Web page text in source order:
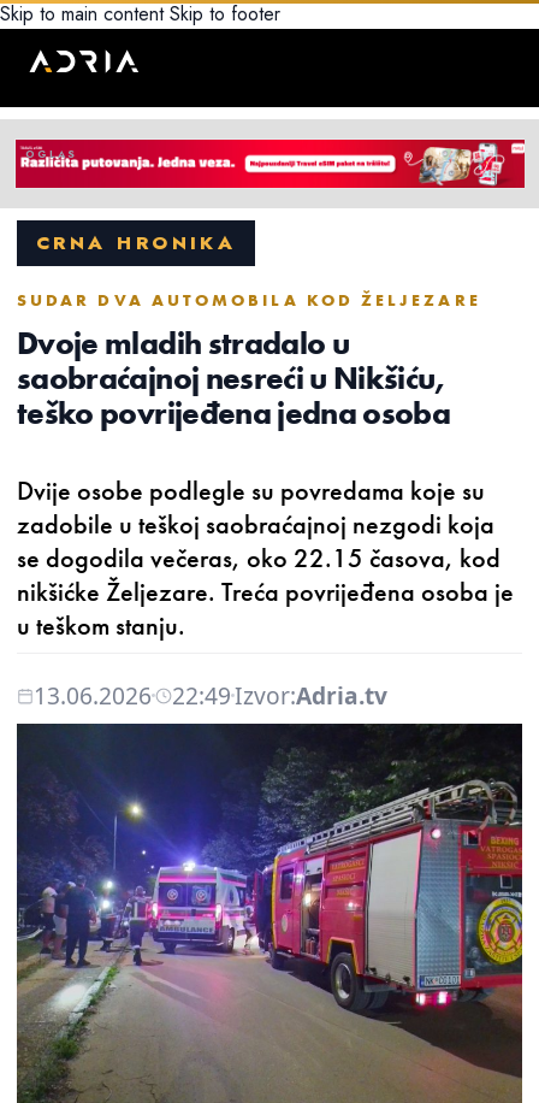
Skip to main content Skip to footer
CRNA HRONIKA
SUDAR DVA AUTOMOBILA KOD ŽELJEZARE
Dvoje mladih stradalo u
saobraćajnoj nesreći u Nikšiću,
teško povrijeđena jedna osoba
Dvije osobe podlegle su povredama koje su
zadobile u teškoj saobraćajnoj nezgodi koja
se dogodila večeras, oko 22.15 časova, kod
nikšićke Željezare. Treća povrijeđena osoba je
u teškom stanju.
13.06.2026 22:49Izvor:Adria.tv